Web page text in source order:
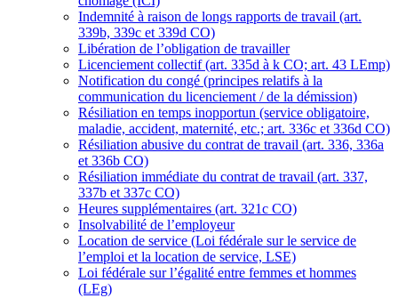
Indemnité à raison de longs rapports de travail (art.
339b, 339c et 339d CO)
Libération de l’obligation de travailler
Licenciement collectif (art. 335d à k CO; art. 43 LEmp)
Notification du congé (principes relatifs à la
communication du licenciement / de la démission)
Résiliation en temps inopportun (service obligatoire,
maladie, accident, maternité, etc.; art. 336c et 336d CO)
Résiliation abusive du contrat de travail (art. 336, 336a
et 336b CO)
Résiliation immédiate du contrat de travail (art. 337,
337b et 337c CO)
Heures supplémentaires (art. 321c CO)
Insolvabilité de l’employeur
Location de service (Loi fédérale sur le service de
l’emploi et la location de service, LSE)
Loi fédérale sur l’égalité entre femmes et hommes
(LEg)